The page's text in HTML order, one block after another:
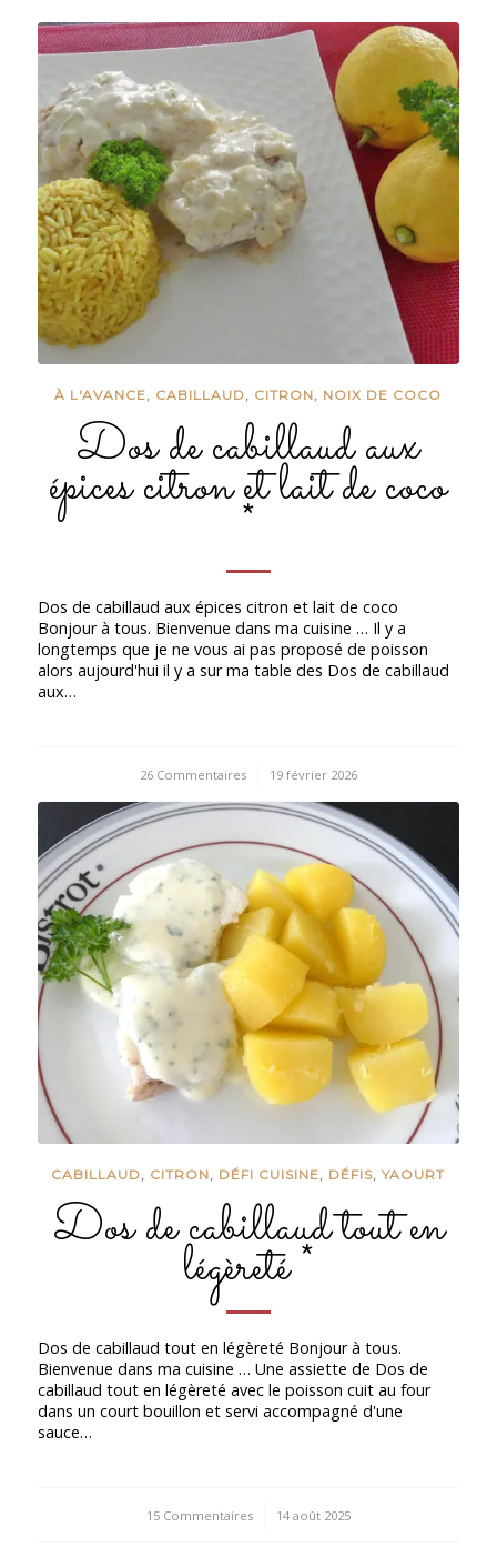
À L'AVANCE, CABILLAUD, CITRON, NOIX DE COCO
Dos de cabillaud aux
épices citron et lait de coco
*
Dos de cabillaud aux épices citron et lait de coco
Bonjour à tous. Bienvenue dans ma cuisine … Il y a
longtemps que je ne vous ai pas proposé de poisson
alors aujourd'hui il y a sur ma table des Dos de cabillaud
aux…
26 Commentaires
/ 19 février 2026
CABILLAUD, CITRON, DÉFI CUISINE, DÉFIS,YAOURT
Dos de cabillaud tout en
légèreté *
Dos de cabillaud tout en légèreté Bonjour à tous.
Bienvenue dans ma cuisine … Une assiette de Dos de
cabillaud tout en légèreté avec le poisson cuit au four
dans un court bouillon et servi accompagné d'une
sauce…
15 Commentaires
/ 14 août 2025